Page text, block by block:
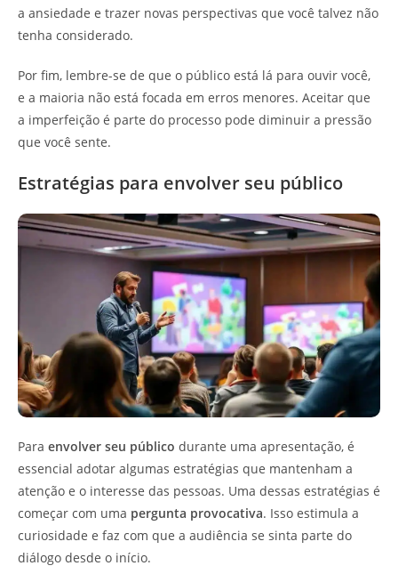
a ansiedade e trazer novas perspectivas que você talvez não
tenha considerado.
Por fim, lembre-se de que o público está lá para ouvir você,
e a maioria não está focada em erros menores. Aceitar que
a imperfeição é parte do processo pode diminuir a pressão
que você sente.
Estratégias para envolver seu público
Para envolver seu público durante uma apresentação, é
essencial adotar algumas estratégias que mantenham a
atenção e o interesse das pessoas. Uma dessas estratégias é
começar com uma pergunta provocativa. Isso estimula a
curiosidade e faz com que a audiência se sinta parte do
diálogo desde o início.